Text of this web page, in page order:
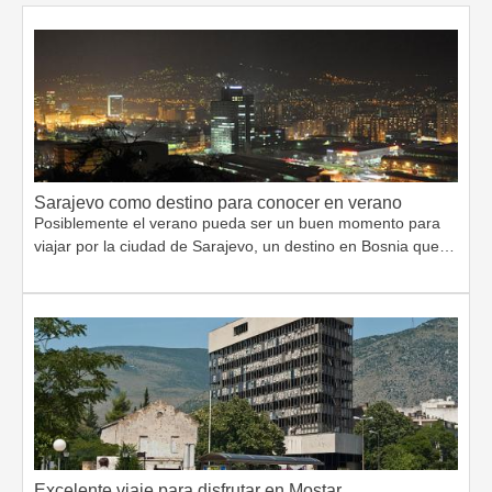
Sarajevo como destino para conocer en verano
Posiblemente el verano pueda ser un buen momento para
viajar por la ciudad de Sarajevo, un destino en Bosnia que…